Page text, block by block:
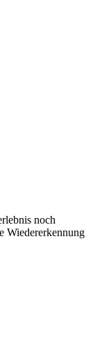
noch
Wiedererkennung